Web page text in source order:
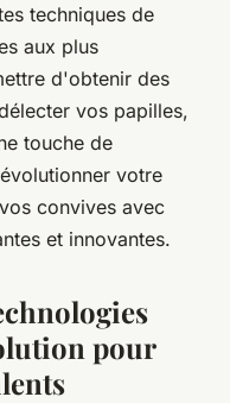
techniques de
aux plus
d'obtenir des
vos papilles,
touche de
votre
convives avec
et innovantes.
pour